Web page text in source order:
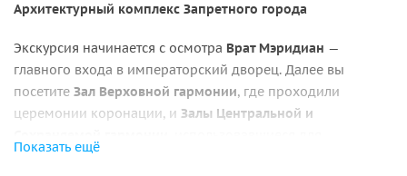
Архитектурный комплекс Запретного города
Экскурсия начинается с осмотра Врат Мэридиан —
главного входа в императорский дворец. Далее вы
посетите Зал Верховной гармонии, где проходили
церемонии коронации, и Залы Центральной и
государственных мероприятий.
Показать ещё